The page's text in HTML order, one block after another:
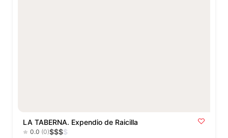
LA TABERNA. Expendio de Raicilla
0.0 (0)$$$$